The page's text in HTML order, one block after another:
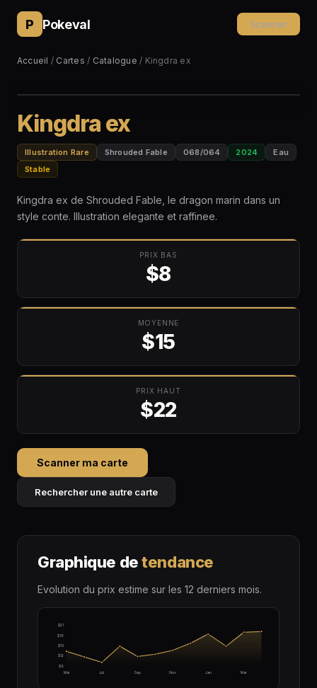
P Pokeval Scanner
Accueil / Cartes / Catalogue / Kingdra ex
Kingdra ex
Illustration Rare Shrouded Fable 068/064 2024
Eau
Stable
Kingdra ex de Shrouded Fable, le dragon marin dans un
style conte. Illustration elegante et raffinee.
PRIX BAS
$8
MOYENNE
$15
PRIX HAUT
$22
Scanner ma carte
Rechercher une autre carte
Graphique detendance
Evolution du prix estime sur les 12 derniers mois.
$9
$12
$15
$18
$21
Mai Jul Sep Nov Jan Mar